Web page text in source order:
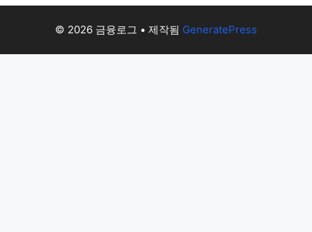
© 2026 금융로그 • 제작됨 GeneratePress